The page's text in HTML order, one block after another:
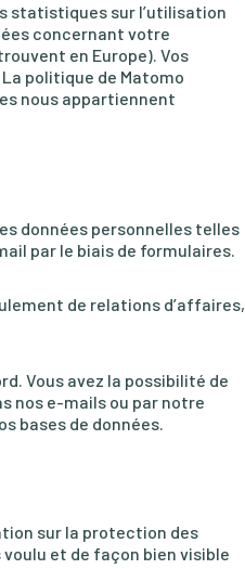
statistiques sur l’utilisation
concernant votre
en Europe). Vos
politique de Matomo
nous appartiennent
données personnelles telles
par le biais de formulaires.
de relations d’affaires,
Vous avez la possibilité de
nos e-mails ou par notre
bases de données.
sur la protection des
et de façon bien visible